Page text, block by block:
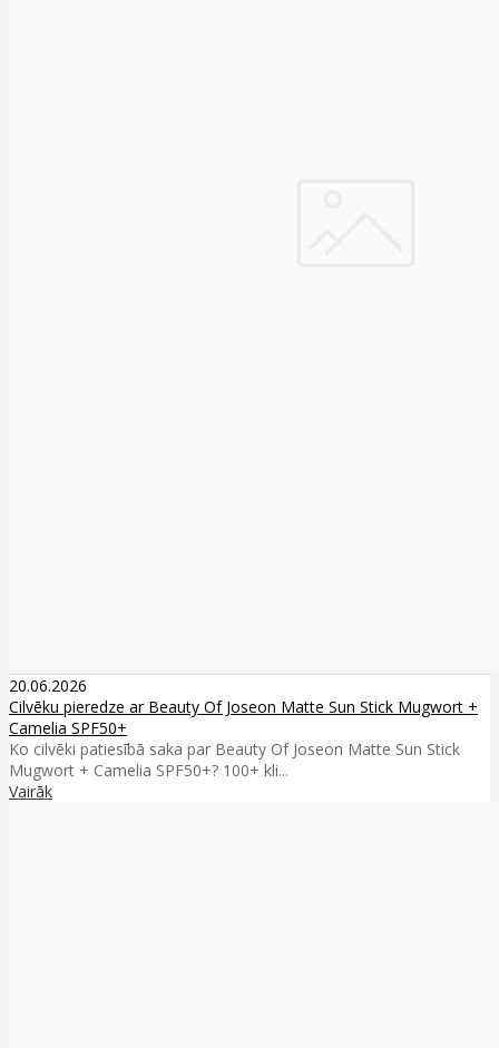
20.06.2026
Cilvēku pieredze ar Beauty Of Joseon Matte Sun Stick Mugwort +
Camelia SPF50+
Ko cilvēki patiesībā saka par Beauty Of Joseon Matte Sun Stick
Mugwort + Camelia SPF50+? 100+ kli...
Vairāk